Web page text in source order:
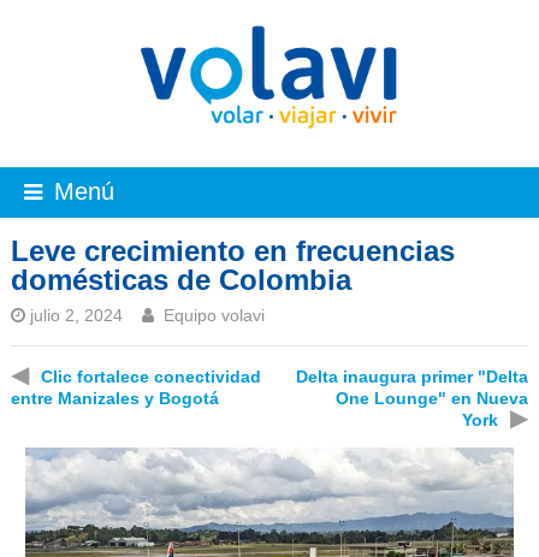
Menú
Leve crecimiento en frecuencias
domésticas de Colombia
julio 2, 2024 Equipo volavi
◀
Clic fortalece conectividad
entre Manizales y Bogotá
Delta inaugura primer "Delta
One Lounge" en Nueva
York
▶